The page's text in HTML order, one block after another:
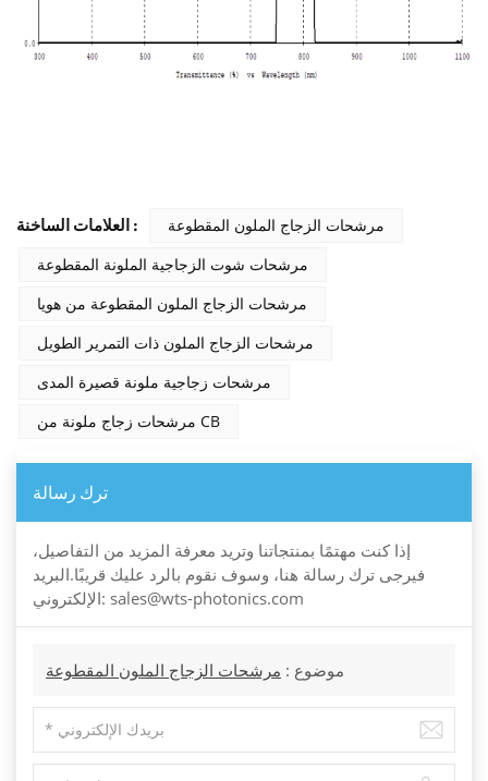
العلامات الساخنة :
مرشحات الزجاج الملون المقطوعة
مرشحات شوت الزجاجية الملونة المقطوعة
مرشحات الزجاج الملون المقطوعة من هويا
مرشحات الزجاج الملون ذات التمرير الطويل
مرشحات زجاجية ملونة قصيرة المدى
مرشحات زجاج ملونة من CB
ترك رسالة
إذا كنت مهتمًا بمنتجاتنا وتريد معرفة المزيد من التفاصيل،
فيرجى ترك رسالة هنا، وسوف نقوم بالرد عليك قريبًا.البريد
الإلكتروني: sales@wts-photonics.com
موضوع : مرشحات الزجاج الملون المقطوعة